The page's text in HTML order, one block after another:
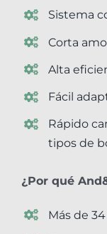
Sistema
Corta
Alta
Fácil
Rápido
tipos de
¿Por qué
Más de